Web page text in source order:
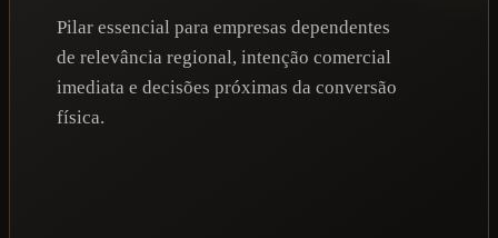
Pilar essencial para empresas dependentes
de relevância regional, intenção comercial
imediata e decisões próximas da conversão
física.